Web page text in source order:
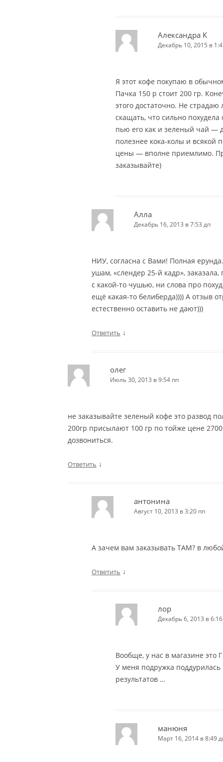
Александра К
Декабрь 10, 2015 в
Я этот кофе покупаю в
Пачка 150 р стоит 200 гр.
этого достаточно. Не
скащать, что сильно
пью его как и зеленый чай —
полезнее кока-колы и всякой
цены — вполне приемлимо.
заказывайте)
Алла
Декабрь 16, 2013 в 7:53 дп
НИУ, согласна с Вами! Полная
ушам, «слендер 25-й кадр»,
с какой-то чушью, ни слова про
ещё какая-то белиберда)))) А отзыв
естественно оставить не дают)))
Ответить ↓
олег
Июль 30, 2013 в 9:54 пп
не заказывайте зеленый кофе это развод
200гр присылают 100 гр по тойже цене
дозвониться.
Ответить ↓
антонина
Август 10, 2013 в 3:20 пп
А зачем вам заказывать ТАМ? в
Ответить ↓
лор
Декабрь 6, 2013 в
Вообще, у нас в магазине это
У меня подружка поддурилась
результатов …
манюня
Март 16, 2014 в 8:49